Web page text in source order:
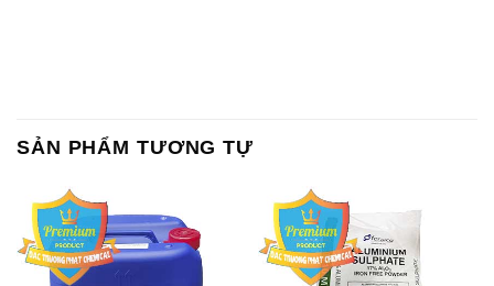
SẢN PHẨM TƯƠNG TỰ